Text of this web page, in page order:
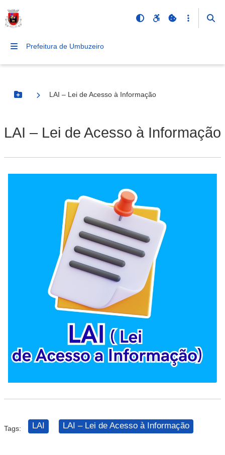
Prefeitura de Umbuzeiro
Botão Menu
LAI – Lei de Acesso à Informação
LAI – Lei de Acesso à Informação
Tags: LAI LAI – Lei de Acesso à Informação